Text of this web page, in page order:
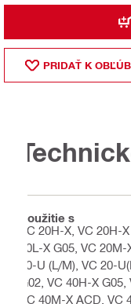
PRIDAŤ K
Použitie s
VC 20H-X, VC 20H-
20L-X G05, VC
20-U (L/M), VC 20-
G02, VC 40H-X
VC 40M-X ACD,